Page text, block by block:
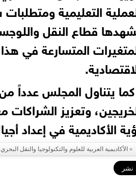
التعليمية
قطاع النقل
المتسارعة في
كما يتناول المجلس عدداً من
وتعزيز
الأكاديمية في إعداد
الأكاديمية العربية للعلوم والتكنولوجيا والنقل